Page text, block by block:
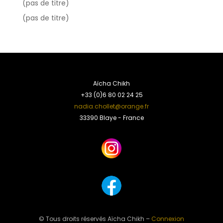
(pas de titre)
(pas de titre)
Aïcha Chikh
+33 (0)6 80 02 24 25
nadia.chollet@orange.fr
33390 Blaye - France
© Tous droits réservés Aïcha Chikh – Connexion